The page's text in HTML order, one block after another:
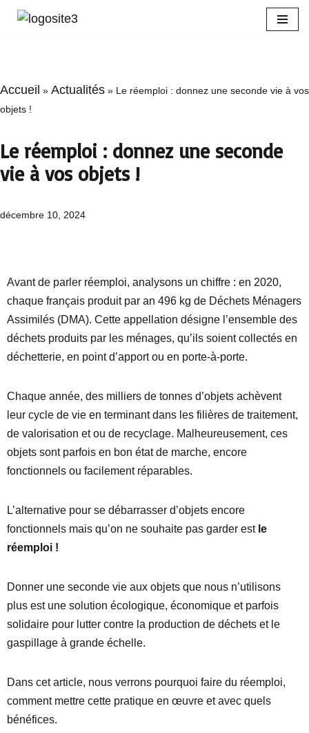
Accueil » Actualités » Le réemploi : donnez une seconde vie à vos
objets !
Le réemploi : donnez une seconde
vie à vos objets !
décembre 10, 2024
Avant de parler réemploi, analysons un chiffre : en 2020,
chaque français produit par an 496 kg de Déchets Ménagers
Assimilés (DMA). Cette appellation désigne l’ensemble des
déchets produits par les ménages, qu’ils soient collectés en
déchetterie, en point d’apport ou en porte-à-porte.
Chaque année, des milliers de tonnes d’objets achèvent
leur cycle de vie en terminant dans les filières de traitement,
de valorisation et ou de recyclage. Malheureusement, ces
objets sont parfois en bon état de marche, encore
fonctionnels ou facilement réparables.
L’alternative pour se débarrasser d’objets encore
fonctionnels mais qu’on ne souhaite pas garder estle
réemploi !
Donner une seconde vie aux objets que nous n’utilisons
plus est une solution écologique, économique et parfois
solidaire pour lutter contre la production de déchets et le
gaspillage à grande échelle.
Dans cet article, nous verrons pourquoi faire du réemploi,
comment mettre cette pratique en œuvre et avec quels
bénéfices.